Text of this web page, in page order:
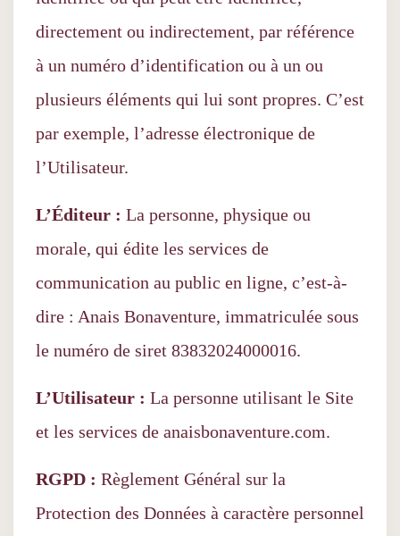
directement ou indirectement, par référence
à un numéro d’identification ou à un ou
plusieurs éléments qui lui sont propres. C’est
par exemple, l’adresse électronique de
l’Utilisateur.
L’Éditeur : La personne, physique ou
morale, qui édite les services de
communication au public en ligne, c’est-à-
dire : Anais Bonaventure, immatriculée sous
le numéro de siret 83832024000016.
L’Utilisateur : La personne utilisant le Site
et les services de anaisbonaventure.com.
RGPD : Règlement Général sur la
Protection des Données à caractère personnel